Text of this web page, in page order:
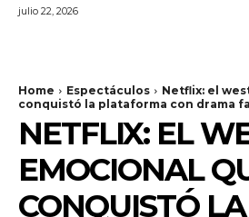
julio 22, 2026